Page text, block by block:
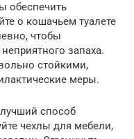
обеспечить
о кошачьем туалете
чтобы
запаха.
стойкими,
меры.
способ
чехлы для мебели,